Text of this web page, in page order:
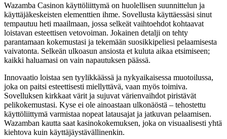
Wazamba Casinon käyttöliittymä on huolellisen suunnittelun ja
käyttäjäkeskeisten elementtien ihme. Sovellusta käyttäessäsi sinut
tempautuu heti maailmaan, jossa selkeät vaihtoehdot kohtaavat
loistavan esteettisen vetovoiman. Jokainen detalji on tehty
parantamaan kokemustasi ja tekemään suosikkipeliesi pelaamisesta
vaivatonta. Selkeän ulkoasun ansiosta et kuluta aikaa etsimiseen;
kaikki haluamasi on vain napautuksen päässä.
Innovaatio loistaa sen tyylikkäässä ja nykyaikaisessa muotoilussa,
joka on paitsi esteettisesti miellyttävä, vaan myös toimiva.
Sovelluksen kirkkaat värit ja sujuvat värienvaihdot piristävät
pelikokemustasi. Kyse ei ole ainoastaan ulkonäöstä – tehostettu
käyttöliittymä varmistaa nopeat latausajat ja jatkuvan pelaamisen.
Wazamban kautta saat kasinokokemuksen, joka on visuaalisesti yhtä
kiehtova kuin käyttäjäystävällinenkin.